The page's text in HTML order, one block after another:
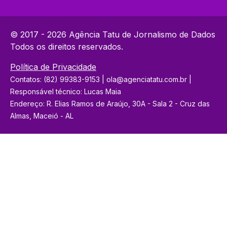
© 2017 - 2026 Agência Tatu de Jornalismo de Dados
Todos os direitos reservados.
Política de Privacidade
Contatos: (82) 99383-9153 | ola@agenciatatu.com.br |
Responsável técnico: Lucas Maia
Endereço: R. Elias Ramos de Araújo, 30A - Sala 2 - Cruz das
Almas, Maceió - AL